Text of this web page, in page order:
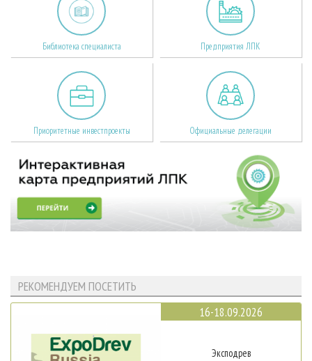
Библиотека специалиста Предприятия ЛПК
Приоритетные инвестпроекты Официальные делегации
РЕКОМЕНДУЕМ ПОСЕТИТЬ
16-18.09.2026
Эксподрев